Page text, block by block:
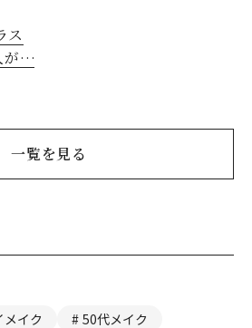
ス
着
一覧を見る
メイク 50代メイク